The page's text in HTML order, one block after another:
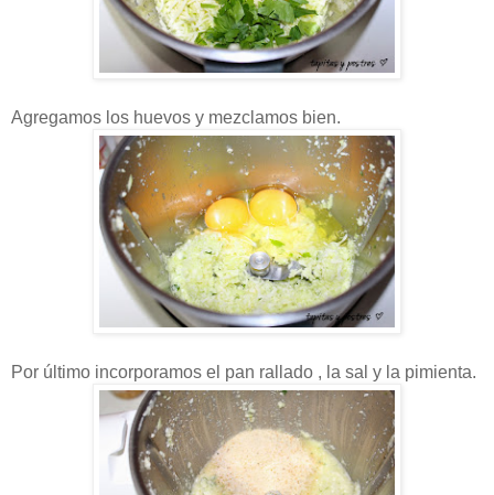
Agregamos los huevos y mezclamos bien.
Por último incorporamos el pan rallado , la sal y la pimienta.